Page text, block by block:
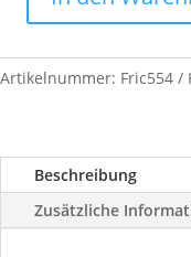
50/3,
ca.
Farb-
Artikelnummer: Fric554
Beschreibung
Zusätzliche